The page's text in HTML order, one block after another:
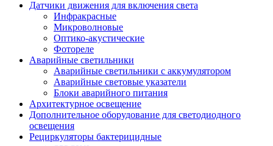
Датчики движения для включения света
Инфракрасные
Микроволновые
Оптико-акустические
Фотореле
Аварийные светильники
Аварийные светильники с аккумулятором
Аварийные световые указатели
Блоки аварийного питания
Архитектурное освещение
Дополнительное оборудование для светодиодного
освещения
Рециркуляторы бактерицидные